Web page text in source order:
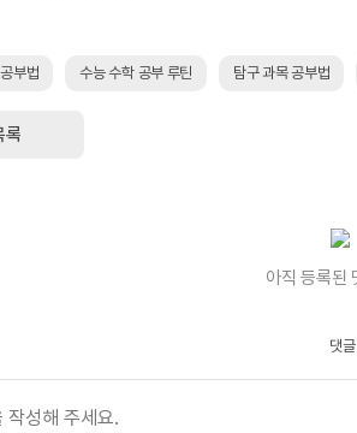
부법 수능 수학 공부 루틴 탐구 과목 공부법
록
아직 등록된
댓